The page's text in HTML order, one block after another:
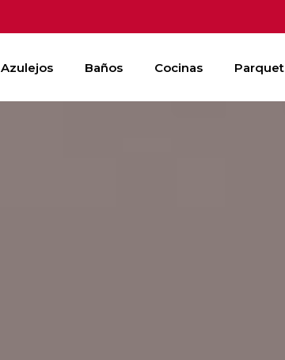
Azulejos Baños Cocinas Parquet